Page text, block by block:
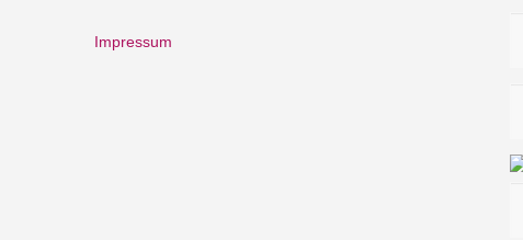
Impressum